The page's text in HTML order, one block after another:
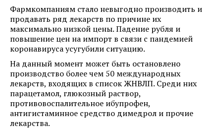
Фармкомпаниям стало невыгодно производить и
продавать ряд лекарств по причине их
максимально низкой цены. Падение рубля и
повышение цен на импорт в связи с пандемией
коронавируса усугубили ситуацию.
На данный момент может быть остановлено
производство более чем 50 международных
лекарств, входящих в список ЖНВЛП. Среди них
парацетамол, глюкозный раствор,
противовоспалительное ибупрофен,
антигистаминное средство димедрол и прочие
лекарства.